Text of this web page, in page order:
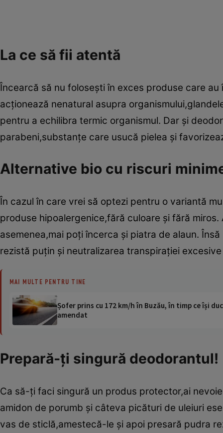
La ce să fii atentă
Încearcă să nu foloseşti în exces produse care
acţionează nenatural asupra
pentru a echilibra termic organismul. Dar şi
parabeni,substanţe care usucă pielea şi
Alternative bio cu riscuri
În cazul în care vrei să optezi pentru o variantă
produse hipoalergenice,fără culoare şi fără
asemenea,mai poţi încerca şi piatra de alaun.
rezistă puţin şi neutralizarea transpiraţiei
MAI MULTE PENTRU TINE
Șofer prins cu 172 km/h în Buzău, în timp ce își
amendat
Prepară-ţi singură deodorantul!
Ca să-ţi faci singură un produs protector,ai
amidon de porumb şi câteva picături de uleiuri
vas de sticlă,amestecă-le şi apoi presară pudra